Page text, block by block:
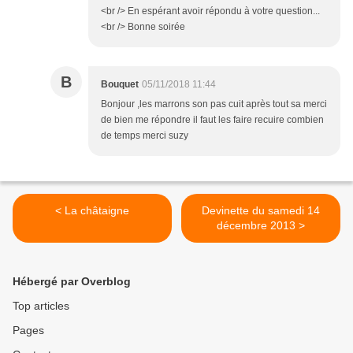
<br /> En espérant avoir répondu à votre question...
<br /> Bonne soirée
B Bouquet 05/11/2018 11:44
Bonjour ,les marrons son pas cuit après tout sa merci
de bien me répondre il faut les faire recuire combien
de temps merci suzy
< La châtaigne
Devinette du samedi 14
décembre 2013 >
Hébergé par Overblog
Top articles
Pages